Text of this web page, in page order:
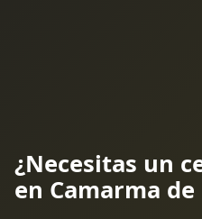
¿Necesitas un
en Camarma